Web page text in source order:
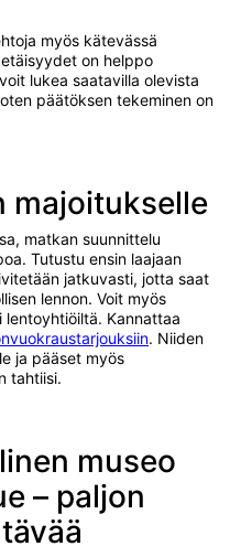
myös kätevässä
on helppo
lukea saatavilla olevista
päätöksen tekeminen on
majoitukselle
matkan suunnittelu
Tutustu ensin laajaan
jatkuvasti, jotta saat
lennon. Voit myös
lentoyhtiöiltä. Kannattaa
. Niiden
ja pääset myös
tahtiisi.
museo
– paljon